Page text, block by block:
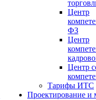
Центр
ФЗ
Центр
Центр
Тарифы ИТС
Проектирование и